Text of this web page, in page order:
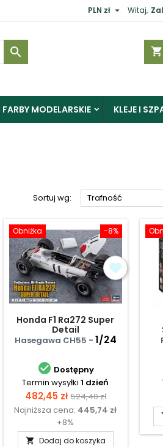
Witaj,
PLN zł 
shopping_cart

FARBY MODELARSKIE KLEJE I
Sortuj wg: Trafność
-8%
Obniżka
Honda F1 Ra272 Super
Detail
Hasegawa CH55 - 1/24
 Dostępny
Termin wysyłki 1 dzień
Cena
482,45 zł Cena
podstawowa
524,40 zł
Najniższa cena: 445,74 zł
+8%
 Dodaj do koszyka
Zaloguj